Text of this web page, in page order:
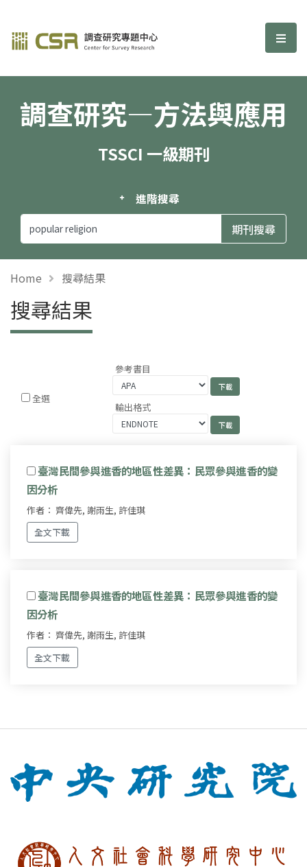
調查研究—方法與應用期刊 選
調查研究—方法與應用
TSSCI 一級期刊
進階搜尋
Home 搜尋結果
搜尋結果
全選
參考書目
輸出格式
臺灣民間參與進香的地區性差異：民眾參與進香的變
因分析
作者： 齊偉先, 謝雨生, 許佳琪
全文下載
臺灣民間參與進香的地區性差異：民眾參與進香的變
因分析
作者： 齊偉先, 謝雨生, 許佳琪
全文下載